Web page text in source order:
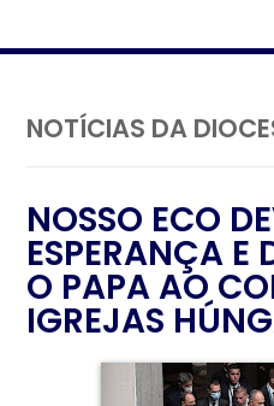
NOTÍCIAS DA
NOSSO ECO
ESPERANÇA E
O PAPA AO
IGREJAS